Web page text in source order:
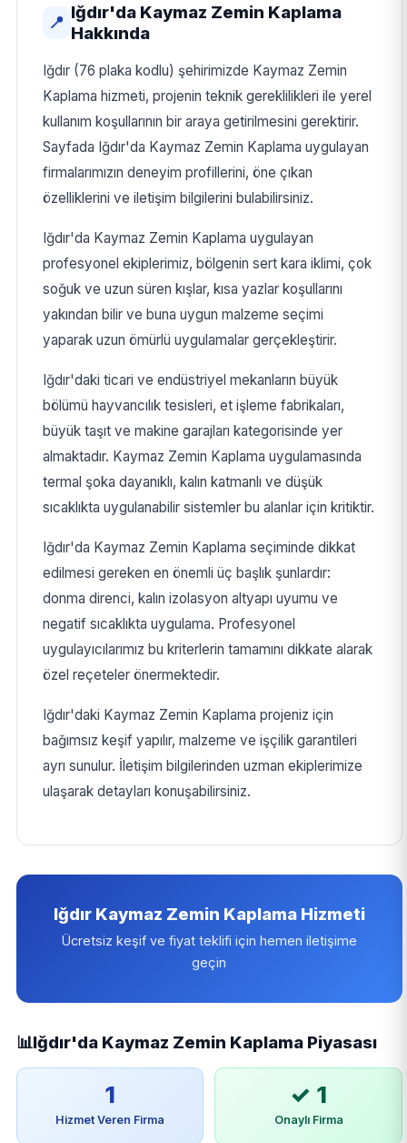
📍
Iğdır'da Kaymaz Zemin Kaplama
Hakkında
Iğdır (76 plaka kodlu) şehirimizde Kaymaz Zemin
Kaplama hizmeti, projenin teknik gereklilikleri ile yerel
kullanım koşullarının bir araya getirilmesini gerektirir.
Sayfada Iğdır'da Kaymaz Zemin Kaplama uygulayan
firmalarımızın deneyim profillerini, öne çıkan
özelliklerini ve iletişim bilgilerini bulabilirsiniz.
Iğdır'da Kaymaz Zemin Kaplama uygulayan
profesyonel ekiplerimiz, bölgenin sert kara iklimi, çok
soğuk ve uzun süren kışlar, kısa yazlar koşullarını
yakından bilir ve buna uygun malzeme seçimi
yaparak uzun ömürlü uygulamalar gerçekleştirir.
Iğdır'daki ticari ve endüstriyel mekanların büyük
bölümü hayvancılık tesisleri, et işleme fabrikaları,
büyük taşıt ve makine garajları kategorisinde yer
almaktadır. Kaymaz Zemin Kaplama uygulamasında
termal şoka dayanıklı, kalın katmanlı ve düşük
sıcaklıkta uygulanabilir sistemler bu alanlar için kritiktir.
Iğdır'da Kaymaz Zemin Kaplama seçiminde dikkat
edilmesi gereken en önemli üç başlık şunlardır:
donma direnci, kalın izolasyon altyapı uyumu ve
negatif sıcaklıkta uygulama. Profesyonel
uygulayıcılarımız bu kriterlerin tamamını dikkate alarak
özel reçeteler önermektedir.
Iğdır'daki Kaymaz Zemin Kaplama projeniz için
bağımsız keşif yapılır, malzeme ve işçilik garantileri
ayrı sunulur. İletişim bilgilerinden uzman ekiplerimize
ulaşarak detayları konuşabilirsiniz.
Iğdır Kaymaz Zemin Kaplama Hizmeti
Ücretsiz keşif ve fiyat teklifi için hemen iletişime
geçin
📊Iğdır'da Kaymaz Zemin Kaplama Piyasası
1
Hizmet Veren Firma
✓ 1
Onaylı Firma